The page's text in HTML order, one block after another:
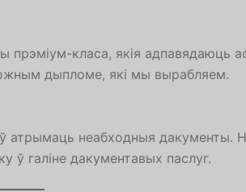
класа, якія адпавядаюць
дыпломе, які мы вырабляем.
атрымаць неабходныя дакументы.
ў галіне дакументавых паслуг.